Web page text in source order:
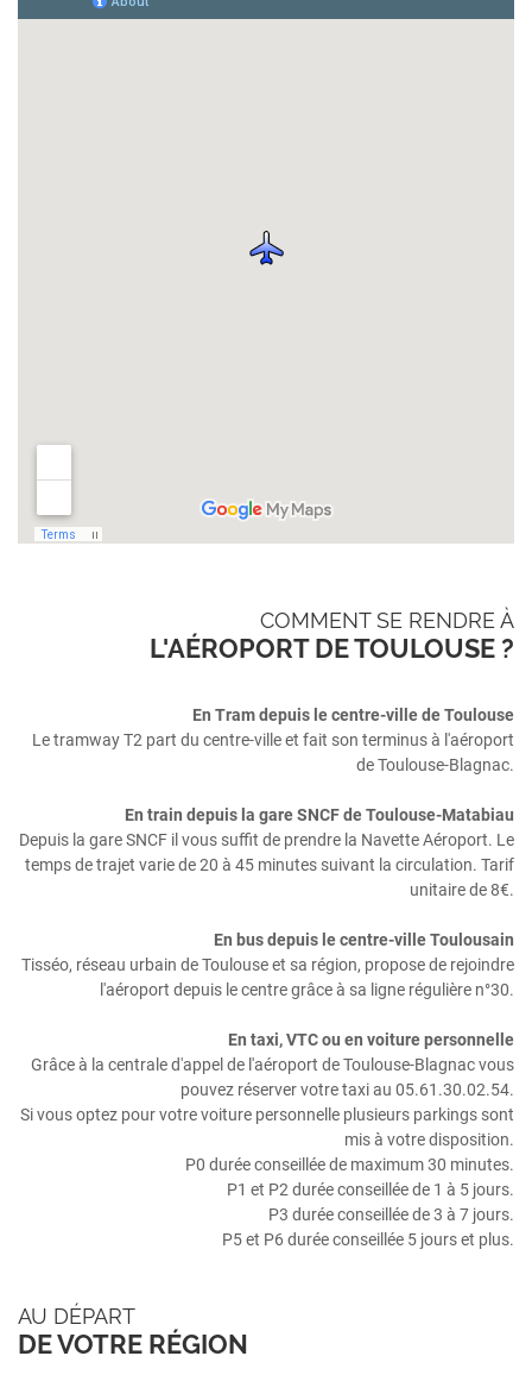
COMMENT SE RENDRE À
L'AÉROPORT DE TOULOUSE ?
En Tram depuis le centre-ville de Toulouse
Le tramway T2 part du centre-ville et fait son terminus à l'aéroport
de Toulouse-Blagnac.
En train depuis la gare SNCF de Toulouse-Matabiau
Depuis la gare SNCF il vous suffit de prendre la Navette Aéroport. Le
temps de trajet varie de 20 à 45 minutes suivant la circulation. Tarif
unitaire de 8€.
En bus depuis le centre-ville Toulousain
Tisséo, réseau urbain de Toulouse et sa région, propose de rejoindre
l'aéroport depuis le centre grâce à sa ligne régulière n°30.
En taxi, VTC ou en voiture personnelle
Grâce à la centrale d'appel de l'aéroport de Toulouse-Blagnac vous
pouvez réserver votre taxi au 05.61.30.02.54.
Si vous optez pour votre voiture personnelle plusieurs parkings sont
mis à votre disposition.
P0 durée conseillée de maximum 30 minutes.
P1 et P2 durée conseillée de 1 à 5 jours.
P3 durée conseillée de 3 à 7 jours.
P5 et P6 durée conseillée 5 jours et plus.
AU DÉPART
DE VOTRE RÉGION